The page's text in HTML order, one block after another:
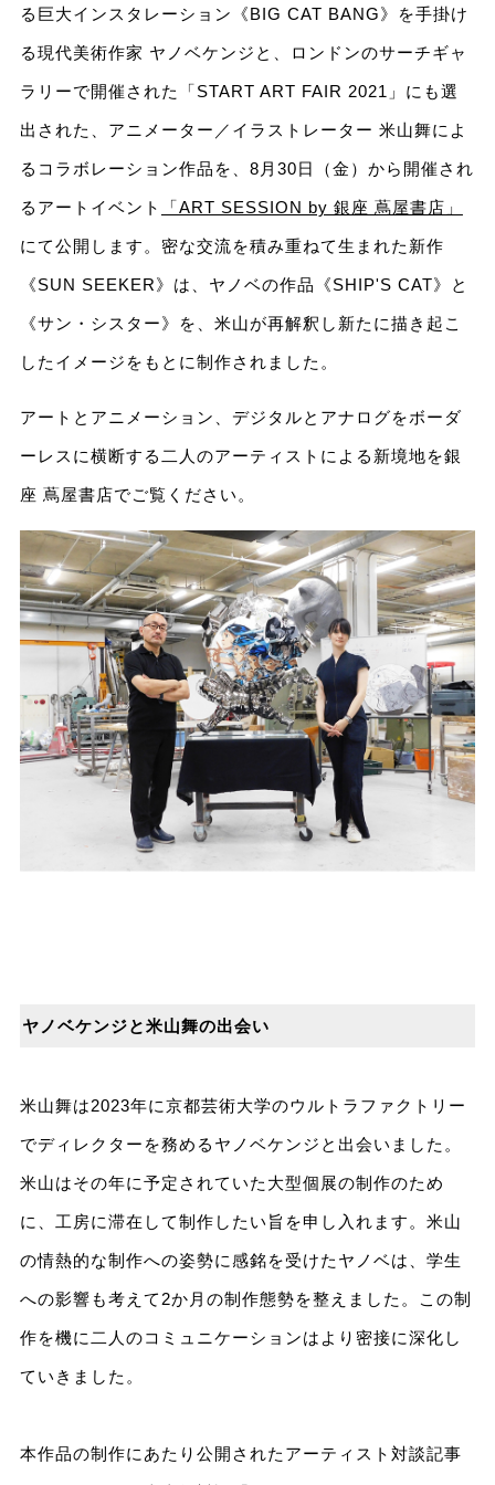
る巨大インスタレーション《BIG CAT BANG》を手掛け
る現代美術作家 ヤノベケンジと、ロンドンのサーチギャ
ラリーで開催された「START ART FAIR 2021」にも選
出された、アニメーター／イラストレーター 米山舞によ
るコラボレーション作品を、8月30日（金）から開催され
るアートイベント 「ART SESSION by 銀座 蔦屋書店」
にて公開します。密な交流を積み重ねて生まれた新作
《SUN SEEKER》は、ヤノベの作品《SHIP'S CAT》と
《サン・シスター》を、米山が再解釈し新たに描き起こ
したイメージをもとに制作されました。
アートとアニメーション、デジタルとアナログをボーダ
ーレスに横断する二人のアーティストによる新境地を銀
座 蔦屋書店でご覧ください。
ヤノベケンジと米山舞の出会い
米山舞は2023年に京都芸術大学のウルトラファクトリー
でディレクターを務めるヤノベケンジと出会いました。
米山はその年に予定されていた大型個展の制作のため
に、工房に滞在して制作したい旨を申し入れます。米山
の情熱的な制作への姿勢に感銘を受けたヤノベは、学生
への影響も考えて2か月の制作態勢を整えました。この制
作を機に二人のコミュニケーションはより密接に深化し
ていきました。
本作品の制作にあたり公開されたアーティスト対談記事